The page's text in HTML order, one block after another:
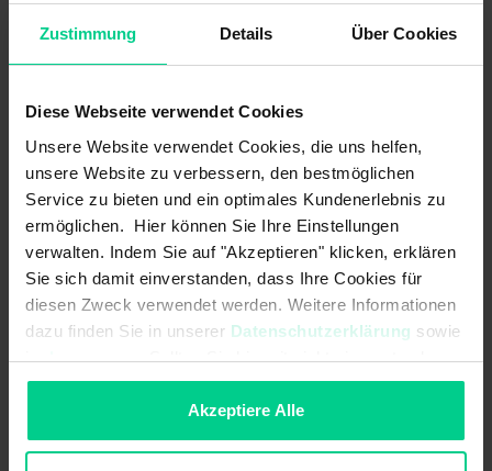
Zustimmung Details Über Cookies
Diese Webseite verwendet Cookies
Unsere Website verwendet Cookies, die uns helfen,
unsere Website zu verbessern, den bestmöglichen
Service zu bieten und ein optimales Kundenerlebnis zu
ermöglichen. Hier können Sie Ihre Einstellungen
verwalten. Indem Sie auf "Akzeptieren" klicken, erklären
Sie sich damit einverstanden, dass Ihre Cookies für
diesen Zweck verwendet werden. Weitere Informationen
dazu finden Sie in unserer Datenschutzerklärung sowie
imImpressum. Sollten Sie hiermit nicht einverstanden
sein, können Sie die Verwendung von Cookies hier
Akzeptiere Alle
76,29 €*
Artikelnummer: 201120-5
verfügbar (22 Stk.), Lieferzeit 1-3 Tage
Miniatur Schwimmerschalter - 201820 - Öffner, 48V, PVC, Gewinde
PG3/8, 1m Kabel